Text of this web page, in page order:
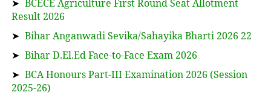
➤ BCECE Agriculture First Round Seat Allotment
Result 2026
➤ Bihar Anganwadi Sevika/Sahayika Bharti 2026 22
➤ Bihar D.El.Ed Face-to-Face Exam 2026
➤ BCA Honours Part-III Examination 2026 (Session
2025-26)